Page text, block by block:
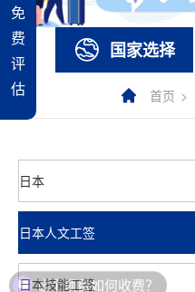
国家选择
首页
日本
日本人文工签
日本技能工签
免
费
评
估